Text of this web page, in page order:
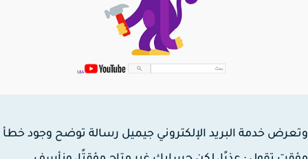
خدمة البريد الإلكتروني جيميل رسالة توضح وجود خطأ